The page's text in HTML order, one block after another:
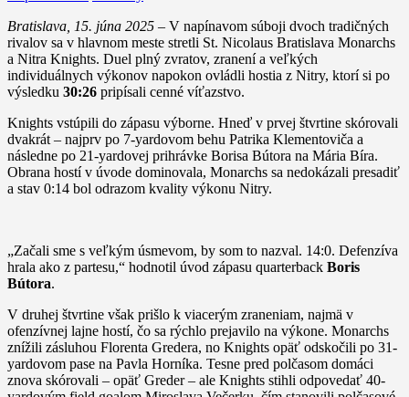
Bratislava, 15. júna 2025 – V napínavom súboji dvoch tradičných
rivalov sa v hlavnom meste stretli St. Nicolaus Bratislava Monarchs
a Nitra Knights. Duel plný zvratov, zranení a veľkých
individuálnych výkonov napokon ovládli hostia z Nitry, ktorí si po
výsledku 30:26 pripísali cenné víťazstvo.
Knights vstúpili do zápasu výborne. Hneď v prvej štvrtine skórovali
dvakrát – najprv po 7-yardovom behu Patrika Klementoviča a
následne po 21-yardovej prihrávke Borisa Bútora na Mária Bíra.
Obrana hostí v úvode dominovala, Monarchs sa nedokázali presadiť
a stav 0:14 bol odrazom kvality výkonu Nitry.
„Začali sme s veľkým úsmevom, by som to nazval. 14:0. Defenzíva
hrala ako z partesu,“ hodnotil úvod zápasu quarterback Boris
Bútora.
V druhej štvrtine však prišlo k viacerým zraneniam, najmä v
ofenzívnej lajne hostí, čo sa rýchlo prejavilo na výkone. Monarchs
znížili zásluhou Florenta Gredera, no Knights opäť odskočili po 31-
yardovom pase na Pavla Horníka. Tesne pred polčasom domáci
znova skórovali – opäť Greder – ale Knights stihli odpovedať 40-